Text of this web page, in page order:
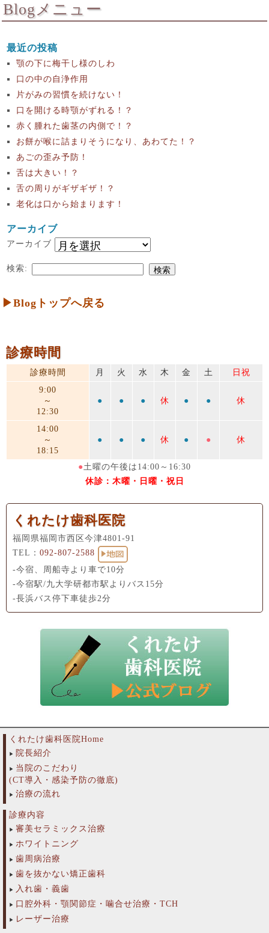
Blogメニュー
最近の投稿
顎の下に梅干し様のしわ
口の中の自浄作用
片がみの習慣を続けない！
口を開ける時顎がずれる！？
赤く腫れた歯茎の内側で！？
お餅が喉に詰まりそうになり、あわてた！？
あごの歪み予防！
舌は大きい！？
舌の周りがギザギザ！？
老化は口から始まります！
アーカイブ
アーカイブ
検索:
▶Blogトップへ戻る
診療時間
診療時間 月 火 水 木 金 土
日祝
9:00
～
12:30
● ● ● 休 ● ● 休
14:00
～
18:15
● ● ● 休 ● ● 休
●土曜の午後は14:00～16:30
休診：木曜・日曜・祝日
くれたけ歯科医院
福岡県福岡市西区今津4801-91
TEL： 092-807-2588
-今宿、周船寺より車で10分
-今宿駅/九大学研都市駅よりバス15分
-長浜バス停下車徒歩2分
くれたけ歯科医院Home
院長紹介
当院のこだわり
(CT導入・感染予防の徹底)
治療の流れ
診療内容
審美セラミックス治療
ホワイトニング
歯周病治療
歯を抜かない矯正歯科
入れ歯・義歯
口腔外科・顎関節症・噛合せ治療・TCH
レーザー治療